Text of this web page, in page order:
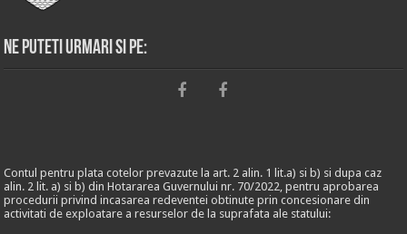
Ne puteti urmari si pe:
Contul pentru plata cotelor prevazute la art. 2 alin. 1 lit.a) si b) si dupa caz
alin. 2 lit. a) si b) din Hotararea Guvernului nr. 70/2022, pentru aprobarea
procedurii privind incasarea redeventei obtinute prin concesionare din
activitati de exploatare a resurselor de la suprafata ale statului: